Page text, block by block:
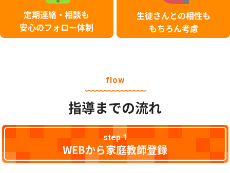
定期連絡・相談も
安心のフォロー体制
生徒さんとの相性も
もちろん考慮
flow
指導までの流れ
step 1
WEBから家庭教師登録